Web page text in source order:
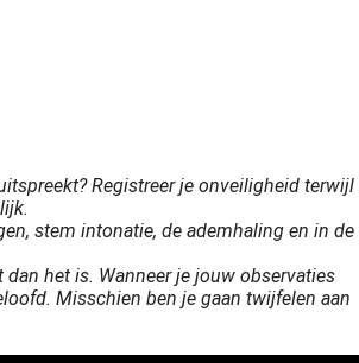
Registreer je onveiligheid terwijl
stem intonatie, de ademhaling en in de
het is. Wanneer je jouw observaties
Misschien ben je gaan twijfelen aan